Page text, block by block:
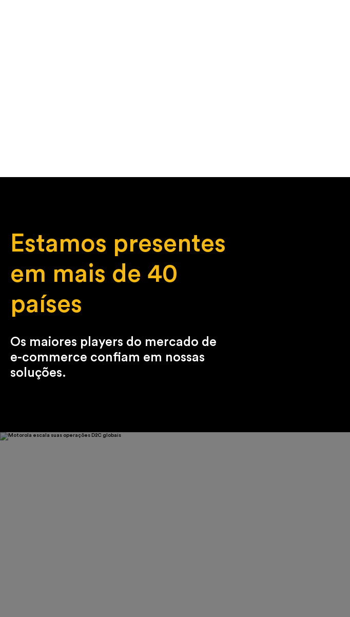
Estamos presentes
em mais de 40
países
Os maiores players do mercado de
e-commerce confiam em nossas
soluções.